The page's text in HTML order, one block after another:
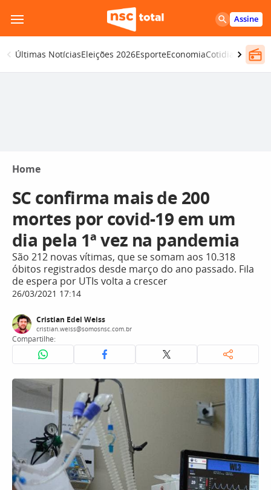
para
o
conteúdo
Assine
Últimas NotíciasEleições 2026EsporteEconomiaCotidiano
Home
SC confirma mais de 200
mortes por covid-19 em um
dia pela 1ª vez na pandemia
São 212 novas vítimas, que se somam aos 10.318
óbitos registrados desde março do ano passado. Fila
de espera por UTIs volta a crescer
26/03/2021 17:14
Cristian Edel Weiss
cristian.weiss@somosnsc.com.br
Compartilhe: